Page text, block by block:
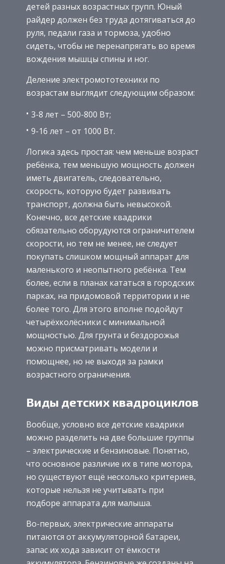
детей разных возрастных групп. Юный
райдер должен без труда дотягиваться до
руля, педали газа и тормоза, удобно
сидеть, чтобы не перенапрягать во время
вождения мышцы спины и ног.
Деление электромототехники по
возрастам выглядит следующим образом:
3-8 лет – 500-800 Вт;
9-16 лет – от 1000 Вт.
Логика здесь простая: чем меньше возраст
ребёнка, тем меньшую мощность должен
иметь двигатель, следовательно,
скорость, которую будет развивать
транспорт, должна быть невысокой.
Конечно, все детские квадрики
обязательно оборудуются ограничителем
скорости, но тем не менее, не следует
покупать слишком мощный аппарат для
маленького и неопытного ребёнка. Тем
более, если в планах кататься в городских
парках, на придомовой территории и не
более того. Для этого вполне подойдут
четырёхколёсники с минимальной
мощностью. Для грунта и бездорожья
можно присматривать модели и
помощнее, но не выходя за рамки
возрастного ограничения.
Виды детских квадроциклов
Вообще, условно все детские квадрики
можно разделить на две большие группы
– электрические и бензиновые. Понятно,
что основное различие их в типе мотора,
но существуют ещё несколько критериев,
которые нельзя не учитывать при
подборе аппарата для малыша.
Во-первых, электрические аппараты
питаются от аккумуляторной батареи,
запас их хода зависит от ёмкости